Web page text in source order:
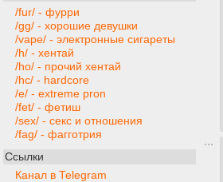
/fur/ - фурри
/gg/ - хорошие девушки
/vape/ - электронные сигареты
/h/ - хентай
/ho/ - прочий хентай
/hc/ - hardcore
/e/ - extreme pron
/fet/ - фетиш
/sex/ - секс и отношения
/fag/ - фагготрия
Ссылки
Канал в Telegram